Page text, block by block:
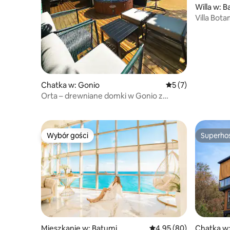
Chatka w: Gonio Średnia ocena: 5
5 (7)
Orta – drewniane domki w Gonio z
Willa w:
Villa
Wybór gości
Wybór gości